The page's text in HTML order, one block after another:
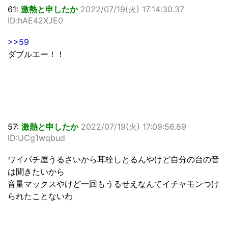
61: 激熱と申したか 2022/07/19(火) 17:14:30.37
ID:hAE42XJE0
>>59
ダブルエー！！
57: 激熱と申したか 2022/07/19(火) 17:09:56.89
ID:UCg1wqbud
ワイパチ屋うるさいから耳栓しとるんやけど自分の台の音
は聞きたいから
音量マックスやけど一回もうるせえなんてイチャモンつけ
られたことないわ